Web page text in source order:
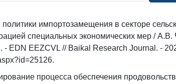
импортозамещения в секторе
специальных экономических мер /
- EDN EEZCVL // Baikal Research Journal. -
процесса обеспечения